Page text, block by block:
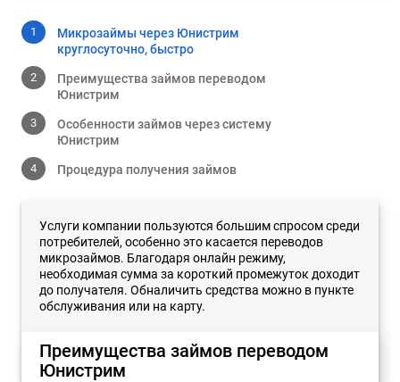
Микрозаймы через Юнистрим
круглосуточно, быстро
Преимущества займов переводом
Юнистрим
Особенности займов через систему
Юнистрим
Процедура получения займов
Услуги компании пользуются большим спросом среди
потребителей, особенно это касается переводов
микрозаймов. Благодаря онлайн режиму,
необходимая сумма за короткий промежуток доходит
до получателя. Обналичить средства можно в пункте
обслуживания или на карту.
Преимущества займов переводом
Юнистрим